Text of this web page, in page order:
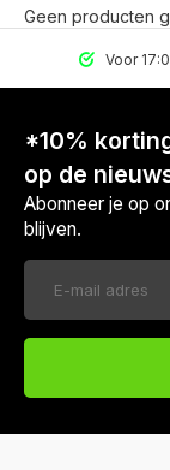
Geen producten
Voor
*10%
op de
Abonneer je op
blijven.